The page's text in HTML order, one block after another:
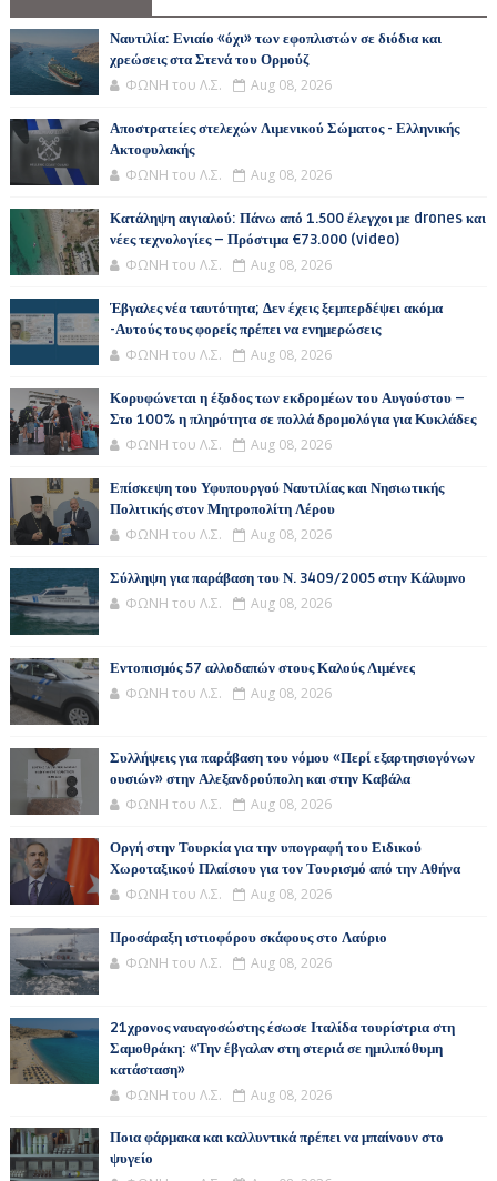
Ναυτιλία: Ενιαίο «όχι» των εφοπλιστών σε διόδια και
χρεώσεις στα Στενά του Ορμούζ
ΦΩΝΗ του Λ.Σ. Aug 08, 2026
Αποστρατείες στελεχών Λιμενικού Σώματος - Ελληνικής
Ακτοφυλακής
ΦΩΝΗ του Λ.Σ. Aug 08, 2026
Κατάληψη αιγιαλού: Πάνω από 1.500 έλεγχοι με drones και
νέες τεχνολογίες – Πρόστιμα €73.000 (video)
ΦΩΝΗ του Λ.Σ. Aug 08, 2026
Έβγαλες νέα ταυτότητα; Δεν έχεις ξεμπερδέψει ακόμα
-Αυτούς τους φορείς πρέπει να ενημερώσεις
ΦΩΝΗ του Λ.Σ. Aug 08, 2026
Κορυφώνεται η έξοδος των εκδρομέων του Αυγούστου –
Στο 100% η πληρότητα σε πολλά δρομολόγια για Κυκλάδες
ΦΩΝΗ του Λ.Σ. Aug 08, 2026
Επίσκεψη του Υφυπουργού Ναυτιλίας και Νησιωτικής
Πολιτικής στον Μητροπολίτη Λέρου
ΦΩΝΗ του Λ.Σ. Aug 08, 2026
Σύλληψη για παράβαση του Ν. 3409/2005 στην Κάλυμνο
ΦΩΝΗ του Λ.Σ. Aug 08, 2026
Εντοπισμός 57 αλλοδαπών στους Καλούς Λιμένες
ΦΩΝΗ του Λ.Σ. Aug 08, 2026
Συλλήψεις για παράβαση του νόμου «Περί εξαρτησιογόνων
ουσιών» στην Αλεξανδρούπολη και στην Καβάλα
ΦΩΝΗ του Λ.Σ. Aug 08, 2026
Οργή στην Τουρκία για την υπογραφή του Ειδικού
Χωροταξικού Πλαίσιου για τον Τουρισμό από την Αθήνα
ΦΩΝΗ του Λ.Σ. Aug 08, 2026
Προσάραξη ιστιοφόρου σκάφους στο Λαύριο
ΦΩΝΗ του Λ.Σ. Aug 08, 2026
21χρονος ναυαγοσώστης έσωσε Ιταλίδα τουρίστρια στη
Σαμοθράκη: «Την έβγαλαν στη στεριά σε ημιλιπόθυμη
κατάσταση»
ΦΩΝΗ του Λ.Σ. Aug 08, 2026
Ποια φάρμακα και καλλυντικά πρέπει να μπαίνουν στο
ψυγείο